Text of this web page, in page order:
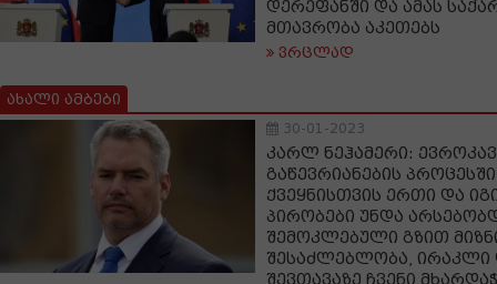
დერეფანში და ამას
მთავრობა აკეთებს
ვრცლად
ახალი ამბები
30-01-2023
კარლ ნეჰამერი:
გაწევრიანების
ქვეყნისთვის ერთი და
პირობები უნდა
შემოკლებული გზით
შესაძლებლობა, ირაკლი
შევთავაზე ჩვენი